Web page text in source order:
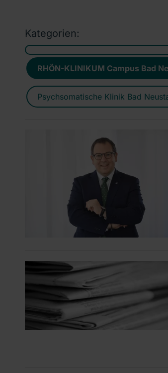
Kategorien:
RHÖN-KLINIKUM Campus Bad
Psychsomatische Klinik Bad